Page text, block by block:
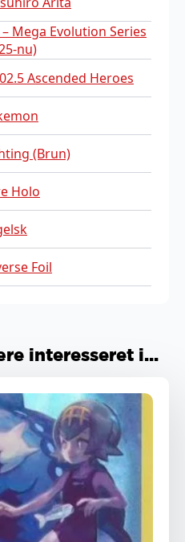
– Mega Evolution Series
nu)
Ascended Heroes
(Brun)
Holo
Foil
interesseret i...